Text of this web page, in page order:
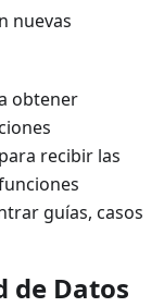
nuevas
obtener
para recibir las
guías, casos
de Datos